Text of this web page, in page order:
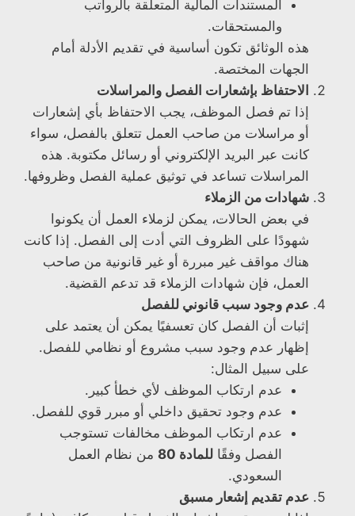
المستندات المالية المتعلقة بالرواتب
والمستحقات.
هذه الوثائق تكون أساسية في تقديم الأدلة أمام
الجهات المختصة.
الاحتفاظ بإشعارات الفصل والمراسلات
إذا تم فصل الموظف، يجب الاحتفاظ بأي إشعارات
أو مراسلات من صاحب العمل تتعلق بالفصل، سواء
كانت عبر البريد الإلكتروني أو رسائل مكتوبة. هذه
المراسلات تساعد في توثيق عملية الفصل وظروفها.
شهادات من الزملاء
في بعض الحالات، يمكن لزملاء العمل أن يكونوا
شهودًا على الظروف التي أدت إلى الفصل. إذا كانت
هناك مواقف غير مبررة أو غير قانونية من صاحب
العمل، فإن شهادات الزملاء قد تدعم القضية.
عدم وجود سبب قانوني للفصل
إثبات أن الفصل كان تعسفيًا يمكن أن يعتمد على
إظهار عدم وجود سبب مشروع أو نظامي للفصل.
على سبيل المثال:
عدم ارتكاب الموظف لأي خطأ كبير.
عدم وجود تحقيق داخلي أو مبرر قوي للفصل.
عدم ارتكاب الموظف مخالفات تستوجب
الفصل وفقًا للمادة 80
من نظام العمل
السعودي.
عدم تقديم إشعار مسبق